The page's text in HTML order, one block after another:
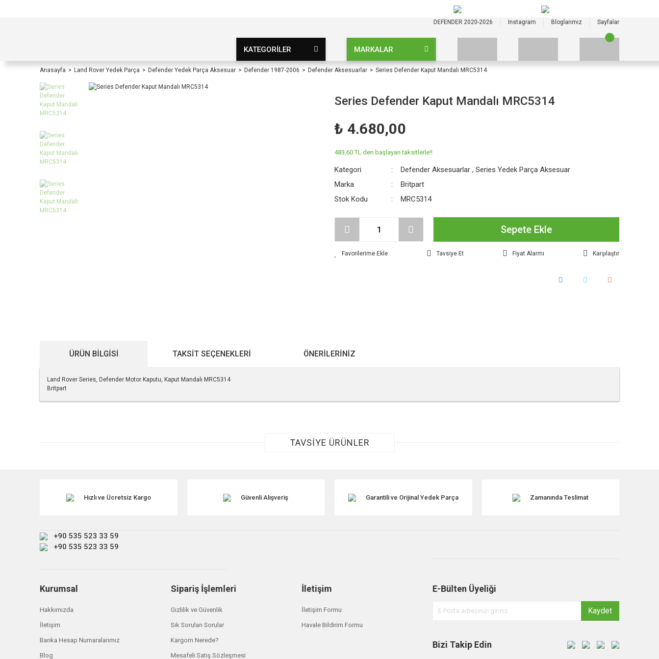
DEFENDER 2020-2026 Instagram Bloglarımız Sayfalar
KATEGORİLER MARKALAR
Anasayfa Land Rover Yedek Parça Defender Yedek Parça Aksesuar Defender 1987-2006 Defender Aksesuarlar Series Defender Kaput Mandalı MRC5314
Series Defender Kaput Mandalı MRC5314
₺ 4.680,00
483,60 TL den başlayan taksitlerle!!
Kategori Defender Aksesuarlar ,Series Yedek Parça Aksesuar
Marka
Britpart
Stok Kodu
MRC5314
Sepete Ekle
Tavsiye Et Fiyat Alarmı Karşılaştır
ÜRÜN BILGISI TAKSIT SEÇENEKLERI ÖNERILERINIZ
Land Rover Series, Defender Motor Kaputu, Kaput Mandalı MRC5314
Britpart
Bu ürüne benzer farklı alternatifler olmalı.
TAVSİYE ÜRÜNLER
Hızlı ve Ücretsiz Kargo Güvenli Alışveriş Garantili ve Orijinal Yedek Parça Zamanında Teslimat
+90 535 523 33 59
+90 535 523 33 59
Kurumsal
Hakkımızda
İletişim
Banka Hesap Numaralarımız
Blog
Sipariş İşlemleri
Gizlilik ve Güvenlik
Sık Sorulan Sorular
Kargom Nerede?
Mesafeli Satış Sözleşmesi
İletişim
İletişim Formu
Havale Bildirim Formu
E-Bülten Üyeliği
Kaydet
Bizi Takip Edin